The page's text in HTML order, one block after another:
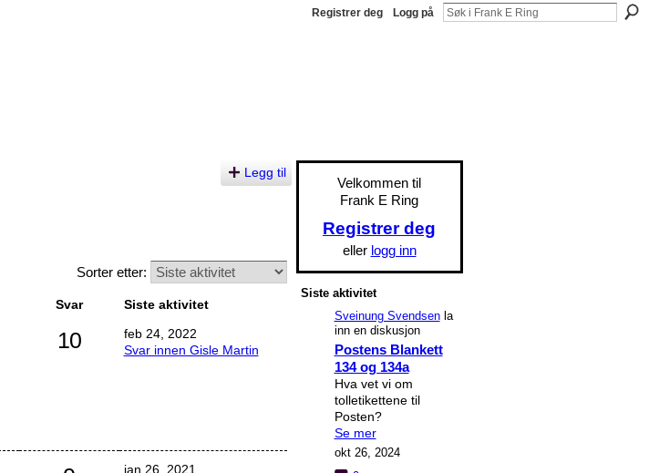
Registrer deg Logg på
Legg til
Sorter etter:
Svar Siste aktivitet
10
feb 24, 2022
Svar innen Gisle Martin
jan 26, 2021
Velkommen til
Frank E Ring
Registrer deg
eller logg inn
Siste aktivitet
Sveinung Svendsenla
inn en diskusjon
Postens Blankett
134 og 134a
Hva vet vi om
tolletikettene til
Posten?
Se mer
okt 26, 2024